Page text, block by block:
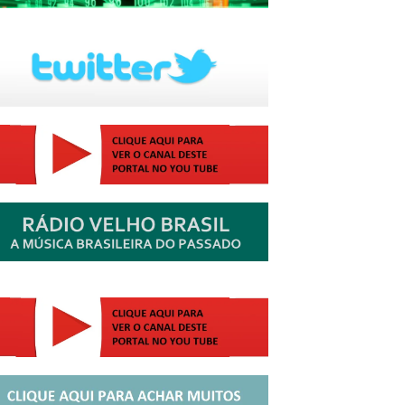
http://josewille.com.br